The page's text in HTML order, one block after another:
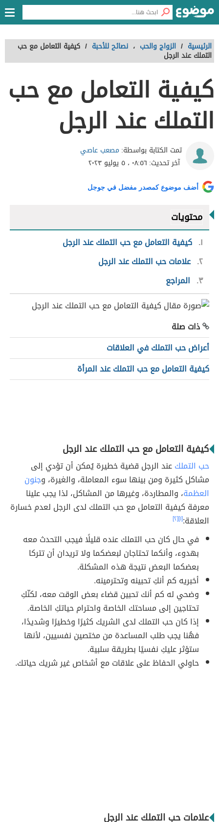
الرئيسية / الزواج والحب ، نصائح للأحبة / كيفية التعامل مع حب
التملك عند الرجل
كيفية التعامل مع حب
التملك عند الرجل
تمت الكتابة بواسطة: مصعب عاصي
آخر تحديث: ٠٨:٥٦ ، ٥ يوليو ٢٠٢٣
أضف موضوع كمصدر مفضل في جوجل
محتويات
١ كيفية التعامل مع حب التملك عند الرجل
٢ علامات حب التملك عند الرجل
٣
المراجع
ذات صلة
أعراض حب التملك في العلاقات
كيفية التعامل مع حب التملك عند المرأة
كيفية التعامل مع حب التملك عند الرجل
حب التملكعند الرجل قضية خطيرة يُمكن أن تؤدي إلى
مشاكل كثيرة ومن بينها سوء المعاملة، والغيرة، وجنون
العظمة، والمطاردة، وغيرها من المشاكل، لذا يجب علينا
معرفة كيفية التعامل مع حب التملك لدى الرجل لعدم خسارة
العلاقة:[١] [٢]
في حال كان حب التملك عنده قليلًا فيجب التحدث معه
بهدوء، وأنكما تحتاجان لبعضكما ولا تريدان أن تتركا
بعضكما البعض نتيجة هذه المشكلة.
أخبريه كم أنكِ تحبينه وتحترمينه.
وضحي له كم أنك تحبين قضاء بعض الوقت معه، لكنّكِ
تحتاجين إلى مساحتك الخاصة واحترام حياتكِ الخاصة.
إذا كان حب التملك لدى الشريك كثيرًا وخطيرًا وشديدًا،
فهُنا يجب طلب المساعدة من مختصين نفسيين، لأنها
ستؤثر عليكِ نفسيًا بطريقة سلبية.
حاولي الحفاظ على علاقات مع أشخاص غير شريك حياتك.
علامات حب التملك عند الرجل